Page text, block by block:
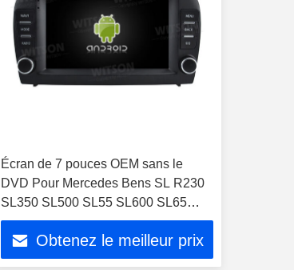
Écran de 7 pouces OEM sans le
DVD Pour Mercedes Bens SL R230
SL350 SL500 SL55 SL600 SL65
2001-2007 Multimédia pour voiture
Stéréo GPS Lecteur CarPlay
Obtenez le meilleur prix